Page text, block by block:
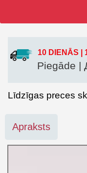
10 DIENĀS |
Piegāde |
Līdzīgas preces
Apraksts